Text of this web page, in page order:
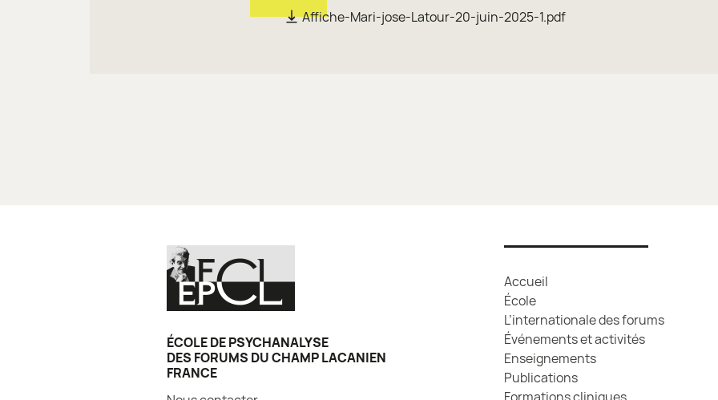
Affiche-Mari-jose-Latour-20-juin-2025-1.pdf
ÉCOLE DE PSYCHANALYSE
DES FORUMS DU CHAMP LACANIEN
FRANCE
Accueil
École
L’internationale des forums
Événements et activités
Enseignements
Publications